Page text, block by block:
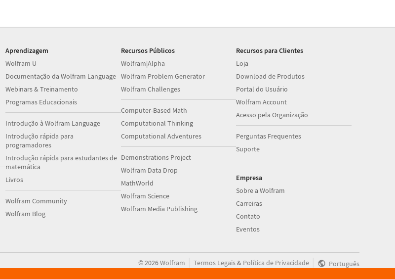
Aprendizagem
Wolfram U
Documentação da Wolfram Language
Webinars & Treinamento
Programas Educacionais
Introdução à Wolfram Language
Introdução rápida para
programadores
Introdução rápida para estudantes de
matemática
Livros
Wolfram Community
Wolfram Blog
Recursos Públicos
Wolfram|Alpha
Wolfram Problem Generator
Wolfram Challenges
Computer-Based Math
Computational Thinking
Computational Adventures
Demonstrations Project
Wolfram Data Drop
MathWorld
Wolfram Science
Wolfram Media Publishing
Recursos para Clientes
Loja
Download de Produtos
Portal do Usuário
Wolfram Account
Acesso pela Organização
Perguntas Frequentes
Suporte
Empresa
Sobre a Wolfram
Carreiras
Contato
Eventos
©2026Wolfram Termos Legais& Política de Privacidade Português